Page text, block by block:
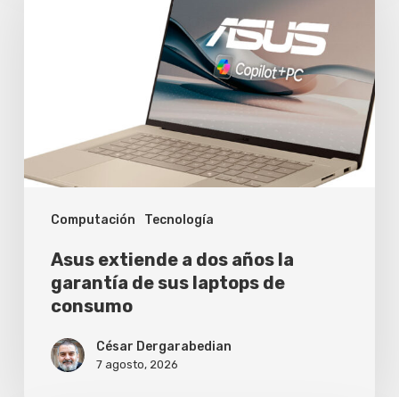
Computación Tecnología
de
laptops
consumo
Asus extiende a dos años la
garantía de sus laptops de
consumo
César Dergarabedian
7 agosto, 2026